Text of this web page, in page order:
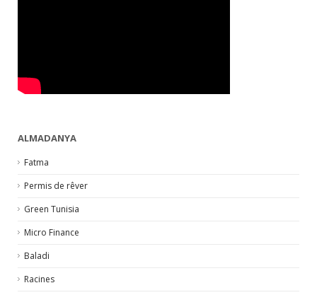
ALMADANYA
Fatma
Permis de rêver
Green Tunisia
Micro Finance
Baladi
Racines